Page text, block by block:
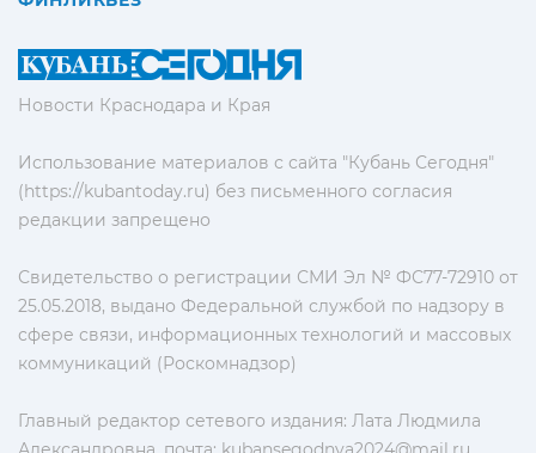
Новости Краснодара и Края
Использование материалов с сайта "Кубань Сегодня"
(https://kubantoday.ru) без письменного согласия
редакции запрещено
Свидетельство о регистрации СМИ Эл № ФС77-72910 от
25.05.2018, выдано Федеральной службой по надзору в
сфере связи, информационных технологий и массовых
коммуникаций (Роскомнадзор)
Главный редактор сетевого издания: Лата Людмила